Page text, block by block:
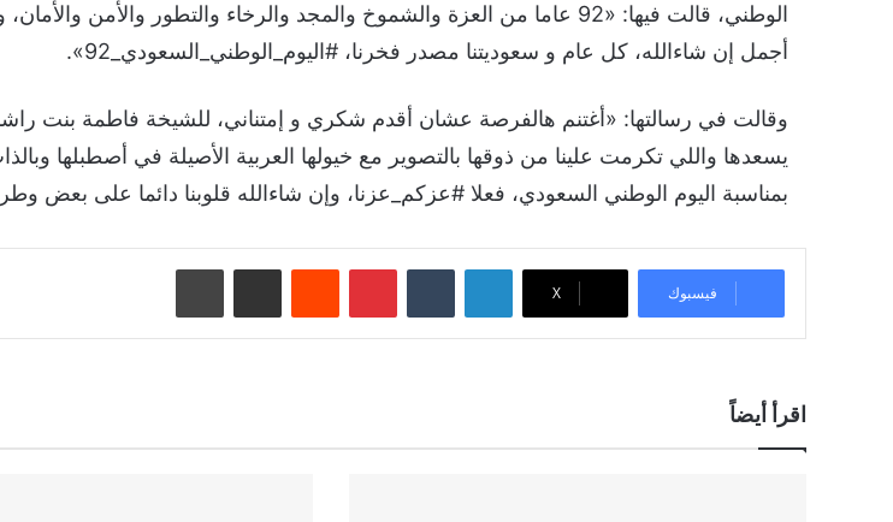
الوطني، قالت فيها: «92 عاما من العزة والشموخ والمجد والرخاء والتطور والأمن
أجمل إن شاءالله، كل عام و سعوديتنا مصدر فخرنا، #اليوم_الوطني_السعودي_92».
وقالت في رسالتها: «أغتنم هالفرصة عشان أقدم شكري و إمتناني، للشيخة فاطمة بنت
يسعدها واللي تكرمت علينا من ذوقها بالتصوير مع خيولها العربية الأصيلة في أصطبلها
بمناسبة اليوم الوطني السعودي، فعلا #عزكم_عزنا، وإن شاءالله قلوبنا دائما على بعض
فيسبوك ‫X
لينكدإن بينتيريست
اقرأ أيضاً